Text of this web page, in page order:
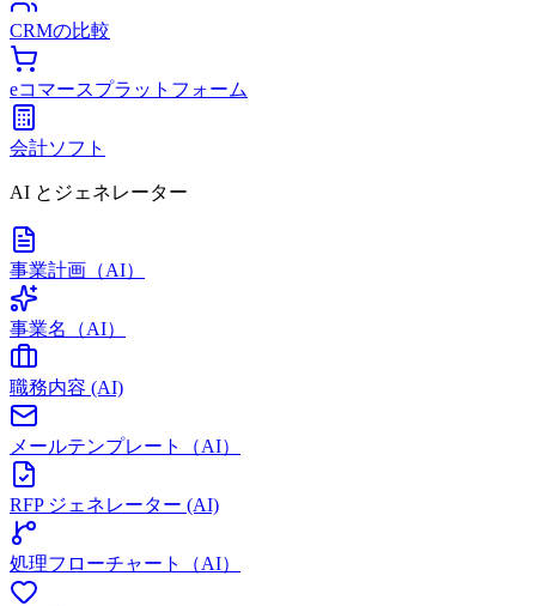
CRMの比較
eコマースプラットフォーム
会計ソフト
AI とジェネレーター
事業計画（AI）
事業名（AI）
職務内容 (AI)
メールテンプレート（AI）
RFP ジェネレーター (AI)
処理フローチャート（AI）